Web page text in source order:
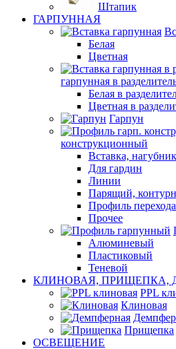
Штапик
ГАРПУННАЯ
Белая
Цветная
гарпунная в
Белая в
Цветная в
Гарпун
конструкционный
Вставка,
Для гардин
Линии
Парящий,
Профиль перехода
Прочее
Алюминевый
Пластиковый
Теневой
КЛИНОВАЯ, ПРИЩЕПКА,
PPL
Клиновая
Прищепка
ОСВЕЩЕНИЕ